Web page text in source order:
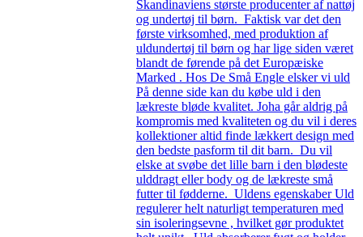
Skandinaviens største producenter af nattøj
og undertøj til børn. Faktisk var det den
første virksomhed, med produktion af
uldundertøj til børn og har lige siden været
blandt de førende på det Europæiske
Marked . Hos De Små Engle elsker vi uld
På denne side kan du købe uld i den
lækreste bløde kvalitet. Joha går aldrig på
kompromis med kvaliteten og du vil i deres
kollektioner altid finde lækkert design med
den bedste pasform til dit barn. Du vil
elske at svøbe det lille barn i den blødeste
ulddragt eller body og de lækreste små
futter til fødderne. Uldens egenskaber Uld
regulerer helt naturligt temperaturen med
sin isoleringsevne , hvilket gør produktet